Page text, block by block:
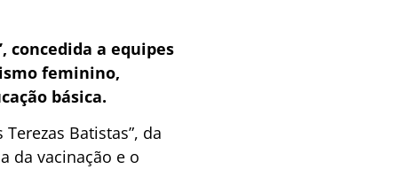
concedida a equipes
feminino,
básica.
Batistas”, da
da vacinação e o